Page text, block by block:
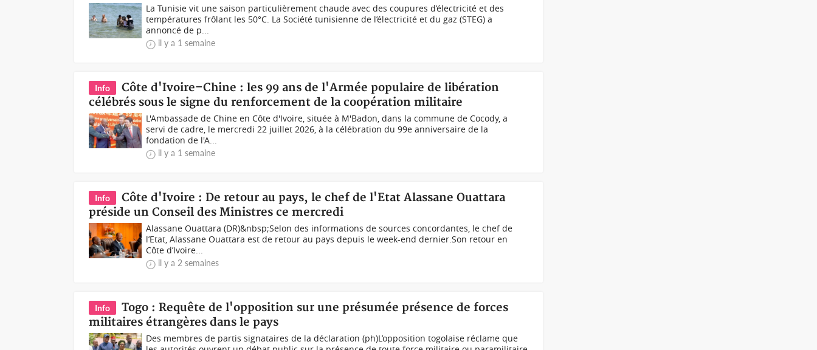
La Tunisie vit une saison particulièrement chaude avec des coupures d’électricité et des
températures frôlant les 50°C. La Société tunisienne de l’électricité et du gaz (STEG) a
annoncé de p...
il y a 1 semaine
Info
Côte d'Ivoire–Chine : les 99 ans de l'Armée populaire de libération
célébrés sous le signe du renforcement de la coopération militaire
L'Ambassade de Chine en Côte d'Ivoire, située à M'Badon, dans la commune de Cocody, a
servi de cadre, le mercredi 22 juillet 2026, à la célébration du 99e anniversaire de la
fondation de l'A...
il y a 1 semaine
Info
Côte d'Ivoire : De retour au pays, le chef de l'Etat Alassane Ouattara
préside un Conseil des Ministres ce mercredi
Alassane Ouattara (DR)&nbsp;Selon des informations de sources concordantes, le chef de
l’Etat, Alassane Ouattara est de retour au pays depuis le week-end dernier.Son retour en
Côte d’Ivoire...
il y a 2 semaines
Info
Togo : Requête de l'opposition sur une présumée présence de forces
militaires étrangères dans le pays
Des membres de partis signataires de la déclaration (ph)L’opposition togolaise réclame que